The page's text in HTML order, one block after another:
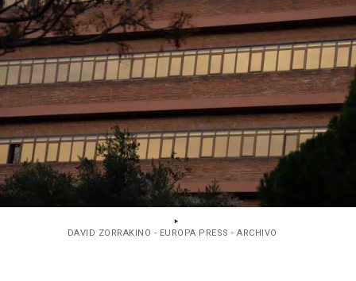
DAVID ZORRAKINO - EUROPA PRESS - ARCHIVO